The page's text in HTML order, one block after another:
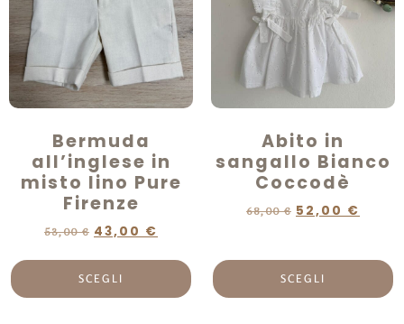
Bermuda
all’inglese in
misto lino Pure
Firenze
53,00€ 43,00 €
SCEGLI
Abito in
sangallo Bianco
Coccodè
68,00€ 52,00 €
SCEGLI